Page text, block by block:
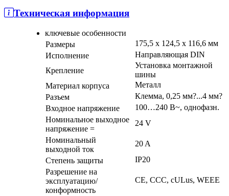
Техническая информация
ключевые особенности
Размеры
175,5 x 124,5 x 116,6 мм
Исполнение
Направляющая DIN
Крепление
Установка монтажной
шины
Материал корпуса
Металл
Разъем
Клемма, 0,25 мм?...4 мм?
Входное напряжение
100…240 В~, однофазн.
Номинальное выходное
напряжение =
24 V
Номинальный
выходной ток
20 A
Степень защиты
IP20
Разрешение на
эксплуатацию/
конформность
CE, CCC, cULus, WEEE